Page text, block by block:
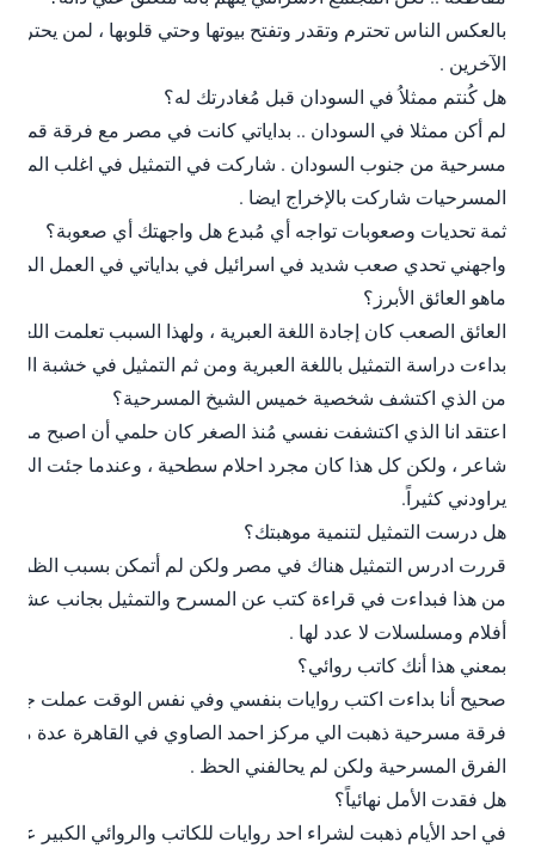
بالعكس الناس تحترم وتقدر وتفتح بيوتها وحتي قلوبها ، لمن
الآخرين .
هل كُنتم ممثلاُ في السودان قبل مُغادرتك له؟
لم أكن ممثلا في السودان .. بداياتي كانت في مصر مع فرقة
مسرحية من جنوب السودان . شاركت في التمثيل في اغلب
المسرحيات شاركت بالإخراج ايضا .
ثمة تحديات وصعوبات تواجه أي مُبدع هل واجهتك أي صعوبة؟
واجهني تحدي صعب شديد في اسرائيل في بداياتي في العمل
ماهو العائق الأبرز؟
العائق الصعب كان إجادة اللغة العبرية ، ولهذا السبب تعلمت اللغة
بداءت دراسة التمثيل باللغة العبرية ومن ثم التمثيل في خشبة
من الذي اكتشف شخصية خميس الشيخ المسرحية؟
اعتقد انا الذي اكتشفت نفسي مُنذ الصغر كان حلمي أن اصبح ممثل
شاعر ، ولكن كل هذا كان مجرد احلام سطحية ، وعندما جئت الي
يراودني كثيراً.
هل درست التمثيل لتنمية موهبتك؟
قررت ادرس التمثيل هناك في مصر ولكن لم أتمكن بسبب الظروف
من هذا فبداءت في قراءة كتب عن المسرح والتمثيل بجانب
أفلام ومسلسلات لا عدد لها .
بمعني هذا أنك كاتب روائي؟
صحيح أنا بداءت اكتب روايات بنفسي وفي نفس الوقت عملت
فرقة مسرحية ذهبت الي مركز احمد الصاوي في القاهرة عدة
الفرق المسرحية ولكن لم يحالفني الحظ .
هل فقدت الأمل نهائياً؟
في احد الأيام ذهبت لشراء احد روايات للكاتب والروائي الكبير علا